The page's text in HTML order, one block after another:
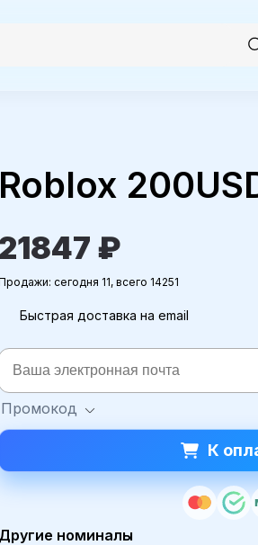
Roblox
21847 ₽
сегодня 11, всего 14251
Быстрая доставка на email
Промокод
К
Другие номиналы